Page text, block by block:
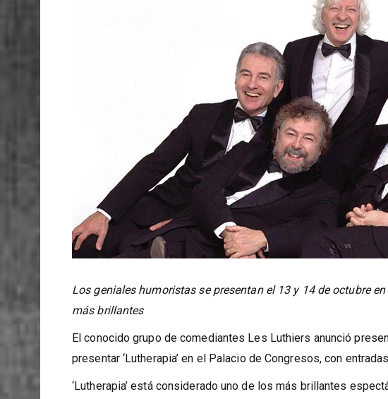
Los geniales humoristas se presentan el 13 y 14 de octubre
más brillantes
El conocido grupo de comediantes Les Luthiers anunció
presentar ‘Lutherapia’ en el Palacio de Congresos, con
‘Lutherapia’ está considerado uno de los más brillantes